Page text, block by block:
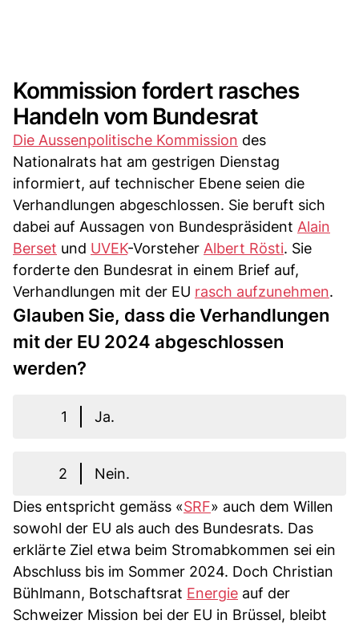
Kommission fordert rasches
Handeln vom Bundesrat
Die Aussenpolitische Kommission des
Nationalrats hat am gestrigen Dienstag
informiert, auf technischer Ebene seien die
Verhandlungen abgeschlossen. Sie beruft sich
dabei auf Aussagen von Bundespräsident Alain
Berset und UVEK-Vorsteher Albert Rösti. Sie
forderte den Bundesrat in einem Brief auf,
Verhandlungen mit der EU rasch aufzunehmen.
Glauben Sie, dass die Verhandlungen
mit der EU 2024 abgeschlossen
werden?
1 Ja.
2
Nein.
Dies entspricht gemäss «SRF» auch dem Willen
sowohl der EU als auch des Bundesrats. Das
erklärte Ziel etwa beim Stromabkommen sei ein
Abschluss bis im Sommer 2024. Doch Christian
Bühlmann, Botschaftsrat Energie auf der
Schweizer Mission bei der EU in Brüssel, bleibt